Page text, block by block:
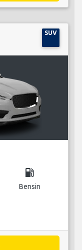
SUV
local_gas_station
Bensin